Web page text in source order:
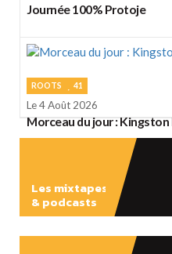
Journée 100% Protoje
ROOTS 41
Le 4 Août 2026
Morceau du jour :
Les mixtapes
& podcasts